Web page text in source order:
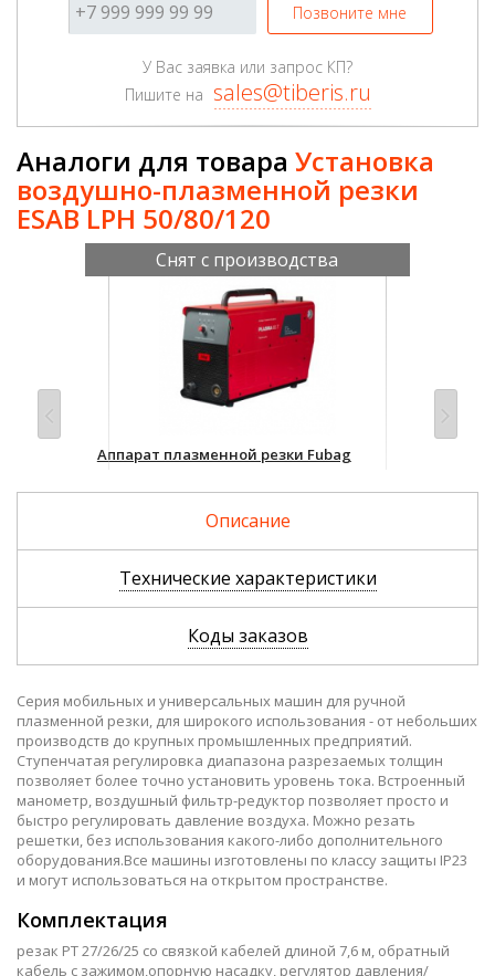
Позвоните мне
У Вас заявка или запрос КП?
Пишите на sales@tiberis.ru
Аналоги для товара Установка
воздушно-плазменной резки
ESAB LPH 50/80/120
Снят с производства
Аппарат плазменной резки Fubag
горелкой FB P60 6m
Описание
Технические характеристики
Коды заказов
Серия мобильных и универсальных машин для ручной
плазменной резки, для широкого использования - от небольших
производств до крупных промышленных предприятий.
Ступенчатая регулировка диапазона разрезаемых толщин
позволяет более точно установить уровень тока. Встроенный
манометр, воздушный фильтр-редуктор позволяет просто и
быстро регулировать давление воздуха. Можно резать
решетки, без использования какого-либо дополнительного
оборудования.Все машины изготовлены по классу защиты IP23
и могут использоваться на открытом пространстве.
Комплектация
резак РТ 27/26/25 со связкой кабелей длиной 7,6 м, обратный
кабель с зажимом,опорную насадку, регулятор давления/